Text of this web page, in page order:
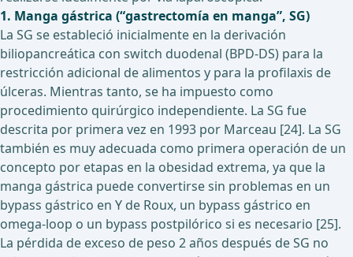
1. Manga gástrica (“gastrectomía en manga”, SG)
La SG se estableció inicialmente en la derivación
biliopancreática con switch duodenal (BPD-DS) para la
restricción adicional de alimentos y para la profilaxis de
úlceras. Mientras tanto, se ha impuesto como
procedimiento quirúrgico independiente. La SG fue
descrita por primera vez en 1993 por Marceau [24]. La SG
también es muy adecuada como primera operación de un
concepto por etapas en la obesidad extrema, ya que la
manga gástrica puede convertirse sin problemas en un
bypass gástrico en Y de Roux, un bypass gástrico en
omega-loop o un bypass postpilórico si es necesario [25].
La pérdida de exceso de peso 2 años después de SG no